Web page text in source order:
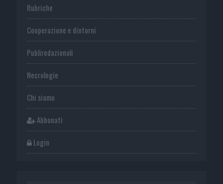
Rubriche
Cooperazione e dintorni
Publiredazionali
Necrologie
Chi siamo
Abbonati
Login